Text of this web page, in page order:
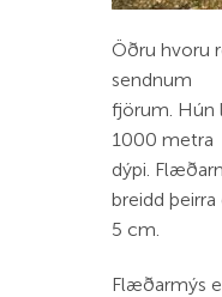
Öðru hvoru
sendnum
fjörum. Hún
1000 metra
dýpi.
breidd þeirra
5 cm.
Flæðarmýs